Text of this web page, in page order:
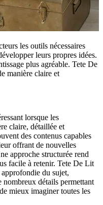
les outils nécessaires
leurs propres idées.
plus agréable. Tete De
manière claire et
lorsque les
claire, détaillée et
des contenus capables
offrant de nouvelles
approche structurée rend
facile à retenir. Tete De Lit
du sujet,
nombreux détails permettant
mieux imaginer toutes les